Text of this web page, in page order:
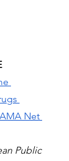
Net
Public